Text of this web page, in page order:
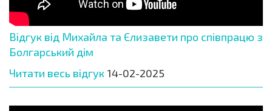
Відгук від Михайла та Єлизавети про співпрацю з
Болгарський дім
Читати весь відгук 14-02-2025